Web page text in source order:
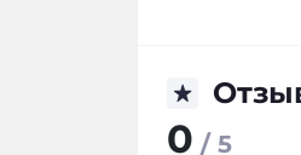
0 / 5